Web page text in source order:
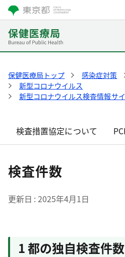
保健医療局トップ 感染症対策
新型コロナウイルス
新型コロナウイルス検査情報サ
検査措置協定について
検査件数
更新日 2025年4月1日
1 都の独自検査件数